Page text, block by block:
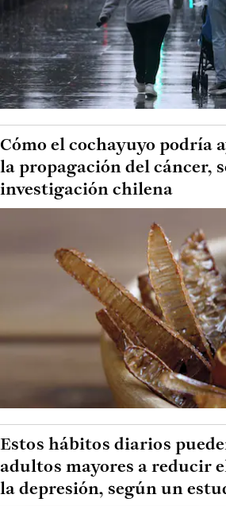
Cómo el cochayuyo podría
la propagación del cáncer,
investigación chilena
Estos hábitos diarios
adultos mayores a reducir
la depresión, según un